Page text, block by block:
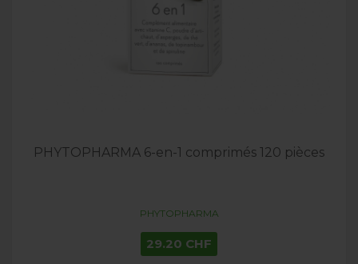
PHYTOPHARMA 6-en-1 comprimés 120 pièces
PHYTOPHARMA
29.20 CHF